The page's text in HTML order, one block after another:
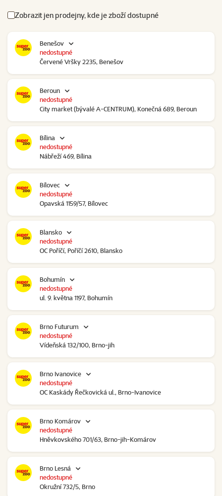
Zobrazit jen prodejny, kde je zboží dostupné
Benešov
Červené Vršky 2235, Benešov
nedostupné
Beroun
City market (bývalé A-CENTRUM), Konečná 689, Beroun
nedostupné
Bílina
Nábřeží 469, Bílina
nedostupné
Bílovec
Opavská 1159/57, Bílovec
nedostupné
Blansko
OC Poříčí, Poříčí 2610, Blansko
nedostupné
Bohumín
ul. 9. května 1197, Bohumín
nedostupné
Brno Futurum
Vídeňská 132/100, Brno-jih
nedostupné
Brno Ivanovice
OC Kaskády Řečkovická ul., Brno-Ivanovice
nedostupné
Brno Komárov
Hněvkovského 701/63, Brno-jih-Komárov
nedostupné
Brno Lesná
Okružní 732/5, Brno
nedostupné